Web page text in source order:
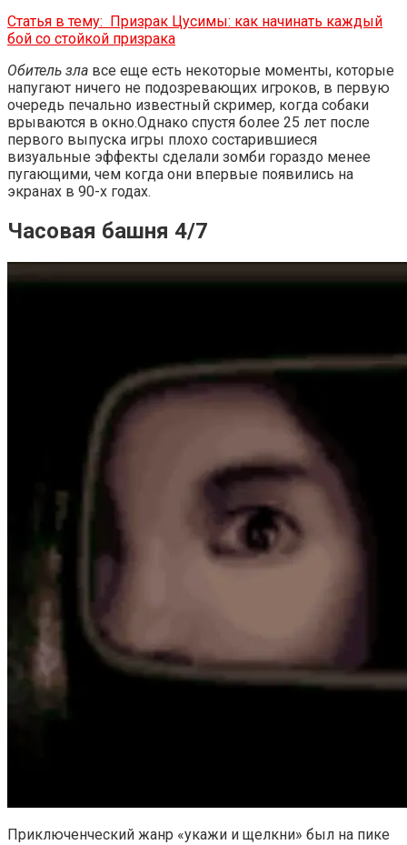
Статья в тему:
Призрак Цусимы: как начинать каждый
бой со стойкой призрака
Обитель зла все еще есть некоторые моменты, которые
напугают ничего не подозревающих игроков, в первую
очередь печально известный скример, когда собаки
врываются в окно.Однако спустя более 25 лет после
первого выпуска игры плохо состарившиеся
визуальные эффекты сделали зомби гораздо менее
пугающими, чем когда они впервые появились на
экранах в 90-х годах.
Часовая башня 4/7
Приключенческий жанр «укажи и щелкни» был на пике